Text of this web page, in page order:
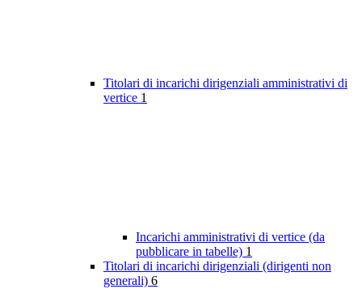
Titolari di incarichi dirigenziali amministrativi di
vertice 1
Incarichi amministrativi di vertice (da
pubblicare in tabelle) 1
Titolari di incarichi dirigenziali (dirigenti non
generali) 6